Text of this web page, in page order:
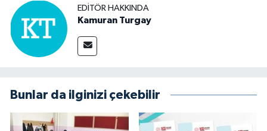
EDITÖR HAKKINDA
Kamuran Turgay
Bunlar da ilginizi çekebilir